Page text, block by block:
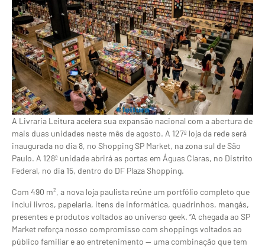
A Livraria Leitura acelera sua expansão nacional com a abertura de
mais duas unidades neste mês de agosto. A 127ª loja da rede será
inaugurada no dia 8, no Shopping SP Market, na zona sul de São
Paulo. A 128ª unidade abrirá as portas em Águas Claras, no Distrito
Federal, no dia 15, dentro do DF Plaza Shopping.
Com 490 m², a nova loja paulista reúne um portfólio completo que
inclui livros, papelaria, itens de informática, quadrinhos, mangás,
presentes e produtos voltados ao universo geek. “A chegada ao SP
Market reforça nosso compromisso com shoppings voltados ao
público familiar e ao entretenimento — uma combinação que tem